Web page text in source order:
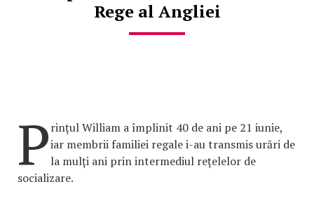
Rege al Angliei
Prințul William a împlinit 40 de ani pe 21 iunie,
iar membrii familiei regale i-au transmis urări de
la mulți ani prin intermediul rețelelor de
socializare.